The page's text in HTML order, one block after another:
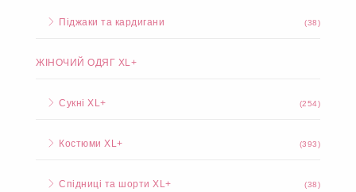
Піджаки та кардигани (38)
ЖІНОЧИЙ ОДЯГ XL+
Сукні XL+ (254)
Костюми XL+ (393)
Спідниці та шорти XL+ (38)